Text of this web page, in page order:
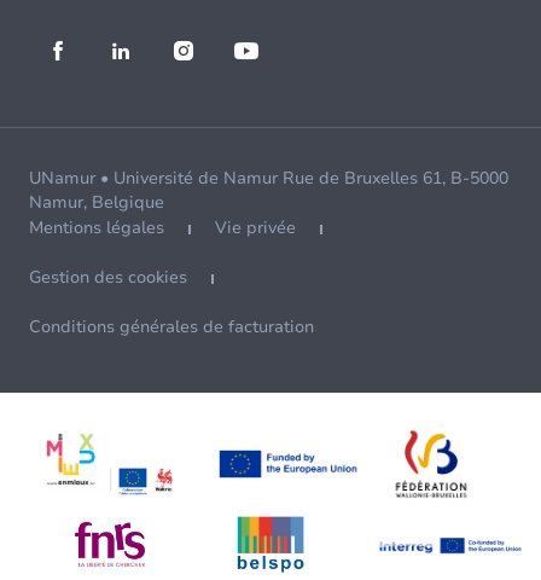
UNamur • Université de Namur Rue de Bruxelles 61, B-5000
Namur, Belgique
Mentions légales
Vie privée
Gestion des cookies
Conditions générales de facturation